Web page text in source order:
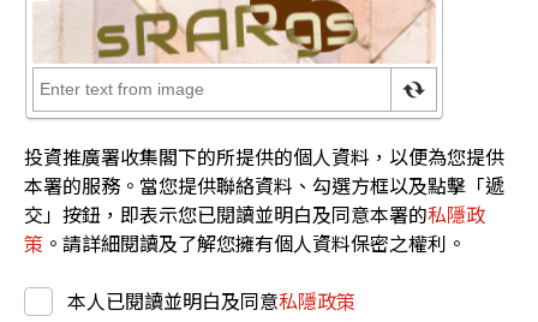
投資推廣署收集閣下的所提供的個人資料，以便為您提供
本署的服務。當您提供聯絡資料、勾選方框以及點擊「遞
交」按鈕，即表示您已閱讀並明白及同意本署的私隱政
策 。請詳細閱讀及了解您擁有個人資料保密之權利。
本人已閱讀並明白及同意私隱政策